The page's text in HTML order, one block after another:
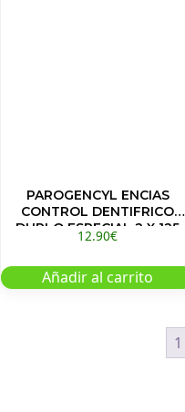
PAROGENCYL ENCIAS
CONTROL DENTIFRICO
DUPLO ESPECIAL 2 X 125
12.90€
Añadir al carrito
1